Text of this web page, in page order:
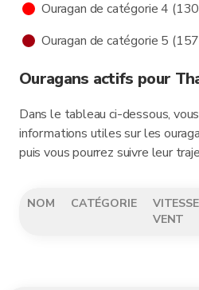
Ouragan de catégorie 4
Ouragan de catégorie 5
Ouragans actifs pour
Dans le tableau ci-dessous,
informations utiles sur les
puis vous pourrez suivre leur
NOM CATÉGORIE
VENT